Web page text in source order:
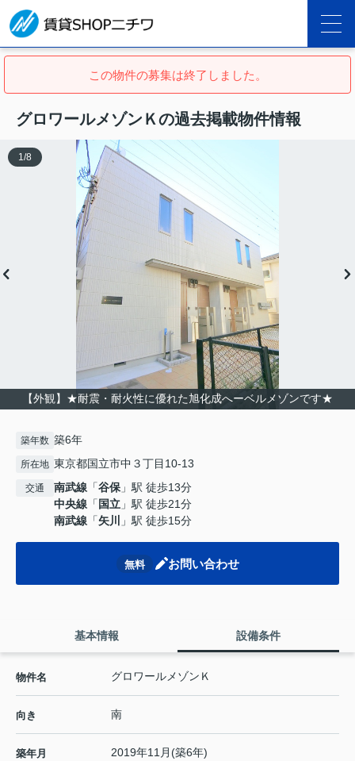
この物件の募集は終了しました。
グロワールメゾンＫの過去掲載物件情報
【外観】★耐震・耐火性に優れた旭化成へーベルメゾンです★
1 /8
築年数 築6年
所在地 東京都国立市中３丁目10-13
交通 南武線 「谷保 」駅 徒歩13分
中央線 「 国立 」駅 徒歩21分
南武線 「矢川 」駅 徒歩15分
無料 お問い合わせ
基本情報 設備条件
物件名 グロワールメゾンＫ
向き 南
築年月 2019年11月(築6年)